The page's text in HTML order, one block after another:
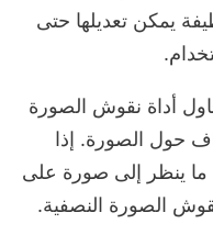
يمكن تعديلها حتى
أداة نقوش الصورة
حول الصورة. إذا
ينظر إلى صورة على
الصورة النصفية.